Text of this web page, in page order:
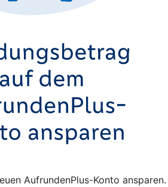
AufrundenPlus-Konto ansparen.